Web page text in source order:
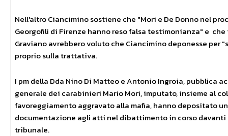
Nell'altro Ciancimino sostiene che "Mori e De Donno nel
Georgofili di Firenze hanno reso falsa testimonianza" e
Graviano avrebbero voluto che Ciancimino deponesse per
proprio sulla trattativa.
I pm della Dda Nino Di Matteo e Antonio Ingroia, pubblica
generale dei carabinieri Mario Mori, imputato, insieme al
favoreggiamento aggravato alla mafia, hanno depositato
documentazione agli atti nel dibattimento in corso
tribunale.